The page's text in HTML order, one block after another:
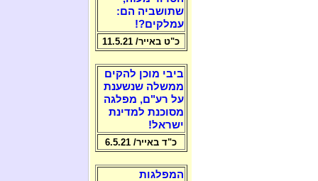
שתושביה הם:
עמלקים?!
כ"ט באייר/ 11.5.21
ביבי מוכן להקים
ממשלה שנשענת
על רע"ם, מפלגה
מסוכנת למדינת
ישראל!
כ"ד באייר/ 6.5.21
המפלגות